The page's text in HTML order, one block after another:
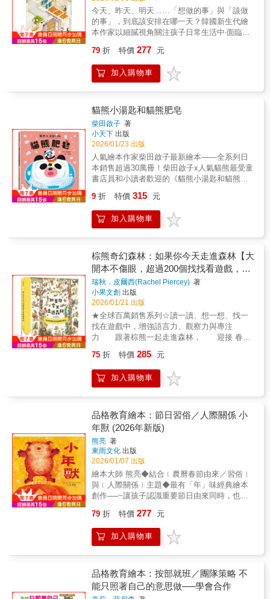
家、譯者、閱讀推廣人李霈瑜（大霈） 金鐘
主持、演員林東良 黑潮海洋文教基金會執行
長金磊 鯨豚攝影師、環境教育工作者郭佳
曉筠 海洋委員會海洋保育署署長黃仕傑 金
鐘外景節目主持人、科普書籍作者劉偉蘋 挺
挺動物應援團創辦人、中華鯨豚協會資深志工
暨常務理事（以上按姓氏筆畫排序） 優美細膩
地浮現眼前；而豐富的鯨豚知識，也讓人不知
不覺沉浸其中，連大人讀來都深深著迷。隨著
閱讀，心裡會自然升起對鯨豚與海洋的敬畏，
也更深刻感受到保育與環境守護的重要。我覺
得這正是科普最動人的浪漫——它不只讓我們
認識海洋，也重新學會觀看生命。
────Cinyee Chiu 插畫創作者、《青春之
石》繪本作者 在第一線與鯨豚相處的這些年，
我常感受到，牠們的身體、行為與彼此之間的
這本書用清楚而生動的方式，把這些原本不容
易看懂的面向一一呈現出來。從結構、習性到
溝通與育幼，許多在現場觀察到的片段，在書
細節，也會重新思考人與牠們之間的關係。
────田皓仁（老田） 遠雄海洋公園鯨豚照護
員 在每一次的下潛與上升，我學會了敬畏。
記得自己與海豚共遊是在帛琉旁邊的雅浦，記
得那瞬間我覺得自己是全世界最辣的白雪公主
（笑）。榮幸能以演藝人員和潛水員的身分和
經歷推薦這本書，絕美的全彩插畫與嚴謹的科
學視角，填補了我們對這些巨物認知的空白
來座頭鯨的遷徙是一場跨越兩萬公里的生命壯
我的事：謙虛的守護這片蔚藍，就是守護我們
與這些奇蹟生物共存的權利。Enjoy！────李
霈瑜（大霈） 金鐘主持、演員 這本書的插圖
精美，卻不只是一本圖鑑。我喜歡這本書不僅
讓人對於《鯨．豚》從理解到連結，更幫助我
們轉換視角，從鯨豚生活在海洋中的角度，看
見我們與牠們共同生活在地球上的關係，以及
彼此之間的影響與關連。────林東良 黑潮海
洋文教基金會執行長 一本有著滿滿的愛，讓大
家可以更認識鯨豚的細膩手繪書。────金磊
鯨豚攝影師、環境教育工作者 作為一位臺灣白
海豚的研究者，我深知「相遇」本身是一件困
難的事。多數人終其一生未曾與野外鯨豚相
遇，而《鯨．豚》以科學與圖像揭開海洋生命
的深度，隨著每一次翻頁，那些原本遙遠的生
命，開始變得具體而真實，同時也提醒我們：
野心足生態協會研究員 從理解到守護，走進鯨
豚的生命之海。當我們凝視鯨豚悠游於海的身
影，所看見的不只是壯闊生命，更是人與海洋
繪本系列】可可夜總會◇ 【迪士尼繪本系列】
天外奇蹟
界中保護自己的方法吧！ 本書由日本青少年安
全教育專家清永奈穗監修，收錄了35個孩子一
定要知道的網路安全守則，循序漸進的從「個
人資料保護」、「社群互動界線」、「網路交
友／遊戲風險」到「遇到威脅時的求助方式」
圖，將抽象的數位風險轉化為孩子能具體想像
的情境，引導孩子學會思考與判斷。書中整理
了使用網路的規則清單與不可公開的個資類
則檢核表」，幫助家庭建立共同的數位安全約
定。不論是在家使用平板、在學校進行線上學
習，或與朋友玩網路遊戲，都能隨時翻閱，快
速掌握安全原則，增進自我保護的能力。 在高
度數位化、孩子網路使用時間逐年增加的現代
社會，這些網路安全守則更顯得迫切。只要每
天花一點時間，與孩子一起閱讀、討論與練
能在虛擬世界裡，為他們撐起一層看不見卻堅
實可靠的保護網。 ◎本系列目前共出版4冊，
並組成套書： 《災難來了我有準備！：35個孩
菌入侵我能預防！：40個孩子一定要知道的健
康守則》 《網路陷阱我會小心！：35個孩子一
定要知道的網路安全守則》 【面對危險我有辦
法！】繪本套書（共四冊）：五歲開始就要學
的全方位安全守則&mdash;&mdash;防身
&times;防災&times;健康&times;網路 本書特色
1.以輕鬆可愛的繪本形式，為孩子解說複雜的
網路安全知識。 2.循序漸進的從網路使用規
則、個資保護到危機應變，逐一說明、解釋。
3. 書末收錄「網路安全守則檢核表」、「網路
給大人閱讀的「家長守護孩童守則」，讓大
人、小孩一起學習。 4. 特邀陳逸玲（台灣展翅
協會秘書長）專業審訂。 ◎本書關鍵字： ◎有
學習領域分類：社會、綜合活動、生活科技(資
訊+生活) 審訂推薦 數位時代下，孩子對網路安
全的認識刻不容緩。本書以淺顯圖文陪伴親子
建立自我保護與尊重他人的素養，在數位世界
中一起學習、一起成長。 ──陳逸玲（台灣展翅
協會秘書長） 好評推薦 「從實體到數位世界，
建構全方位的安全地圖。新推出的《病菌入
侵》與《網路陷阱》，回應現代成長環境中隱
文，培養生存韌性和自我保護力，是家長給孩
鈞（職能治療師） 何翩翩（親職教育專家、牧
村文教股份有限公司負責人） 胡致莉（《欖仁
媽媽全球新聞臺》作者） 羅怡君（親職溝通作
家與講師）
今天、昨天、明天……「想做的事」與「該做
的事」，到底該安排在哪一天？韓國新生代繪
本作家以細膩視角關注孩子日常生活中‧面臨的
感／自我調整／生活平衡／情緒覺察◆培養一
生受用的「生活力」--------------------------------------
--------------【時間管理／優先順序】今天、昨天
掉光了，背包空了，讓今天覺得好輕鬆，他終
於能做自己「想做的事」了。但明天卻把「該
做的事」又全撿回來給他！今天越想越不開
心，他決定把這些「該做的事」全都藏起來！
結果，「該做的事」越堆越多，越堆越多，今
天和明天為此吵了起來，最後決定去找昨天評
評理……◎引導閱讀 本書以貼近孩子日常的情
境，描繪出「不想做、想逃避」的真實心理。
書中的主角試圖把所有不想做的事情通通藏起
心裡的負擔卻沒有消失，反而越來越沉重。在
與孩子共讀時，師長可以引導孩子覺察：•哪些
事情讓我覺得「不想做」？•我曾經用什麼方式
逃避它們？•逃避之後，心情真的變輕鬆了嗎？
本書並不急著給出「一定要把事情做好」的說
教答案，而是透過故事發展，讓孩子自然理
解：生活中同時存在「想做的事」與「該做的
事」，學習在兩者之間找到平衡，是成長的重
要課題。師長可進一步帶領孩子討論「把事情
分小」、「先完成一點點」、「尋求幫助」等
實際策略，幫助孩子建立面對責任的信心與方
法。透過故事共感與對話練習，孩子將學會：
更安心、更自在。這是一本適合用來陪伴孩子
練習責任感、自我調整與情緒覺察的繪本，也
能成為班級經營與生活教育中溫柔而有力的引
導工具。
79 折 特價 277 元
加入購物車
貓熊小湯匙和貓熊肥皂
柴田啟子 著
小天下 出版
2026/01/23 出版
人氣繪本作家柴田啟子最新繪本——全系列日
本銷售超過30萬冊！柴田啟子x人氣貓熊最受童
書店員和小讀者歡迎的《貓熊小湯匙和貓熊肥
室，用貓熊肥皂洗澡，再唸上一段咒語 ——咻
嚕咻嚕，超旋風！全身馬上變得閃閃亮亮、乾
乾淨淨。但是如果你忘了和小湯匙的約定，就
鼠多多不愛洗澡，爸爸媽媽都很苦惱。這天，
多多和爸爸到玩具城，參加搖獎活動，得到一
塊貓熊肥皂。「小朋友，你不喜歡洗澡，對
嗎 ?」主持搖獎的叔叔怎麼知道多多不愛洗澡
呢？他神祕的對多多說：「洗澡的時候，記得
先把這塊肥皂泡在熱水裡。」沒想到，這次貓
熊小湯匙出現在多多的浴缸裡，他要來教多多
開心的洗澡。從此以後，多多每天最期待和小
湯匙洗澡的時間。可是，他忘了和小湯匙的約
定，把房間裡的玩具、書本、文具……都丟進
泡越洗越多，還飛出家裡，「小湯匙，快來幫
忙。」這次小湯匙要怎麼幫多多收拾這場災難
呢？
9 折 特價 315 元
加入購物車
棕熊奇幻森林：如果你今天走進森林【大
開本不傷眼，超過200個找找看遊戲，在
童詩中培養觀察力、專注力與邏輯力，親
近自然、認識生命！】
瑞秋．皮爾西(Rachel Piercey) 著
小果文創 出版
2026/01/21 出版
★全球百萬銷售系列☆讀一讀、想一想、找一
找在遊戲中，增強語言力、觀察力與專注
力 跟著棕熊一起走進森林， 迎接 春天
園、快樂上學， 還有熱鬧的 慶生會 和充滿
歡呼的 森林運動會！ 森林裡每天都有新鮮
事發生， 好多精彩又熱鬧的活動，等著你
務」， 邀請孩子在生活中繼續找一找
—— 找身邊的植物、找動物的蹤跡、找季
節的變化。 讓閱讀不只停在書頁，而是成
為親近自然的開始。本書特色：★ 充滿韻律的
童詩，強化語言能力：節奏感文字引導孩子開
口朗讀，自然累積詞彙量，強化語感與閱讀理
解力。★ 超過200個找找遊戲，全面訓練觀察
與專注力：透過找線索、找細節，延長專注時
間，培養耐心與細心。★ 邊找邊想，增強邏輯
思維：透過文字線索，比對形狀、辨識物件、
一次認識四季 × 動物 × 植物：從春夏秋冬的森
林變化，認識不同動植物的生活樣貌，建立自
然觀察與生態概念。★ 全球百萬銷售的超人氣
書，學習與趣味兼具。★ 大開本+大字設計，
閱讀零壓力：畫面清楚、文字好讀，適合親子
75 折 特價 285 元
加入購物車
品格教育繪本：節日習俗／人際關係 小
年獸 (2026年新版)
熊亮 著
東雨文化 出版
2026/01/07 出版
繪本大師 熊亮◆結合﹝農曆春節由來／習俗﹞
與﹝人際關係﹞主題◆最有「年」味經典繪本
創作──~讓孩子認識重要節日由來同時，也學
日習俗／人際關係】很久很久以前，在一座高
高的山上，住著一隻叫做「年」的小怪獸。每
到冬天最冷的那天，他就會感到特別生氣，便
法，讓「年」再也不敢出現－－但沒有人知
道，「年」會這麼做的原因，其實是因為從來
沒有人和他玩，他一直覺得很孤獨......~你知道
79 折 特價 277 元
加入購物車
品格教育繪本：按部就班／團隊策略 不
能只照著自己的意思做──學會合作